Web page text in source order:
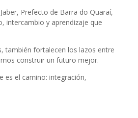
Prefecto de Barra do Quaraí,
intercambio y aprendizaje que
también fortalecen los lazos entre
construir un futuro mejor.
es el camino: integración,